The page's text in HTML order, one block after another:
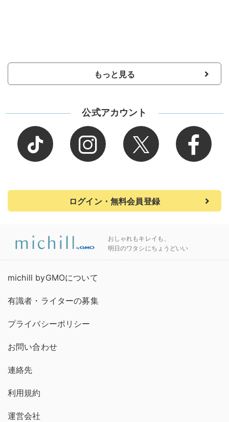
もっと見る
公式アカウント
ログイン・無料会員登録
おしゃれもキレイも、
明日のワタシにちょうどいい
michill byGMOについて
有識者・ライターの募集
プライバシーポリシー
お問い合わせ
連絡先
利用規約
運営会社